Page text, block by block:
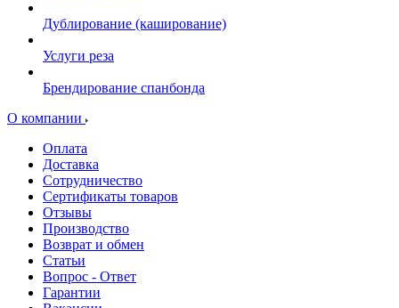
Дублирование (каширование)
Услуги реза
Брендирование спанбонда
О компании
Оплата
Доставка
Сотрудничество
Сертификаты товаров
Отзывы
Производство
Возврат и обмен
Статьи
Вопрос - Ответ
Гарантии